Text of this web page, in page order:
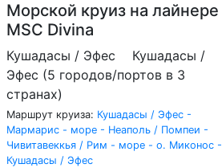
Морской круиз на лайнере
MSC Divina
Кушадасы / Эфес
Кушадасы /
Эфес (5 городов/портов в 3
странах)
Маршрут круиза: Кушадасы / Эфес -
Мармарис - море - Неаполь / Помпеи -
Чивитавеккья / Рим - море - о. Миконос -
Кушадасы / Эфес